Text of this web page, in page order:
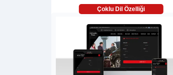
Çoklu Dil Özelliği